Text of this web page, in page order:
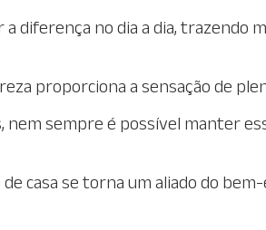
diferença no dia a dia, trazendo
proporciona a sensação de
nem sempre é possível manter
casa se torna um aliado do